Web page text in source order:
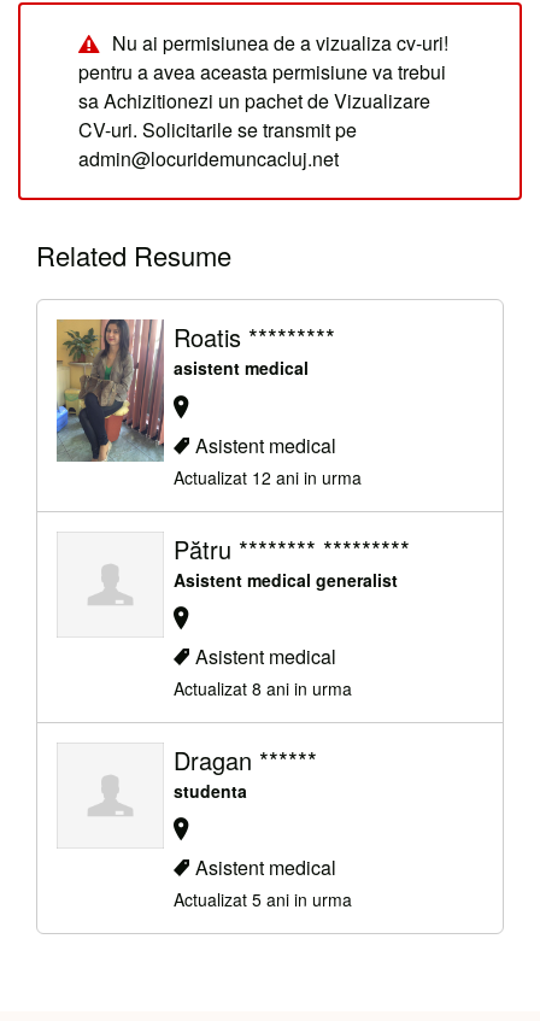
Nu ai permisiunea de a vizualiza cv-uri!
pentru a avea aceasta permisiune va trebui
sa Achizitionezi un pachet de Vizualizare
CV-uri. Solicitarile se transmit pe
admin@locuridemuncacluj.net
Related Resume
Roatis *********
asistent medical
Asistent medical
Actualizat 12 ani in urma
Pătru ******** *********
Asistent medical generalist
Asistent medical
Actualizat 8 ani in urma
Dragan ******
studenta
Asistent medical
Actualizat 5 ani in urma